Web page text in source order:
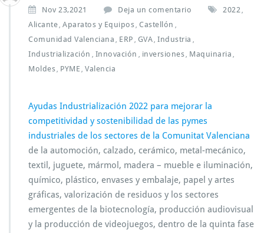
Nov 23,2021 Deja un comentario 2022
Alicante Aparatos y Equipos Castellón
Comunidad Valenciana ERP GVA Industria
Industrialización Innovación inversiones Maquinaria
Moldes PYME Valencia
Ayudas Industrialización 2022 para mejorar la
competitividad y sostenibilidad de las pymes
industriales de los sectores de la Comunitat Valenciana
de la automoción, calzado, cerámico, metal-mecánico,
textil, juguete, mármol, madera – mueble e iluminación,
químico, plástico, envases y embalaje, papel y artes
gráficas, valorización de residuos y los sectores
emergentes de la biotecnología, producción audiovisual
y la producción de videojuegos, dentro de la quinta fase